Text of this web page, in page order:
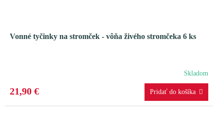
Vonné tyčinky na stromček - vôňa živého stromčeka 6 ks
Skladom
21,90 €